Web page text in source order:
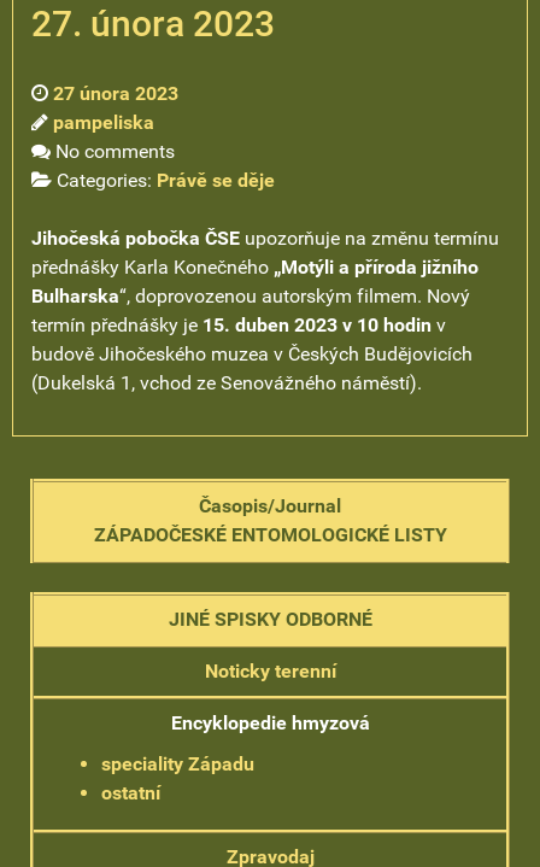
27. února 2023
27 února 2023
pampeliska
No comments
Categories: Právě se děje
Jihočeská pobočka ČSE upozorňuje na změnu termínu
přednášky Karla Konečného „Motýli a příroda jižního
Bulharska“, doprovozenou autorským filmem. Nový
termín přednášky je 15. duben 2023 v 10 hodin v
budově Jihočeského muzea v Českých Budějovicích
(Dukelská 1, vchod ze Senovážného náměstí).
Časopis/Journal
ZÁPADOČESKÉ ENTOMOLOGICKÉ LISTY
JINÉ SPISKY ODBORNÉ
Noticky terenní
Encyklopedie hmyzová
speciality Západu
ostatní
Zpravodaj